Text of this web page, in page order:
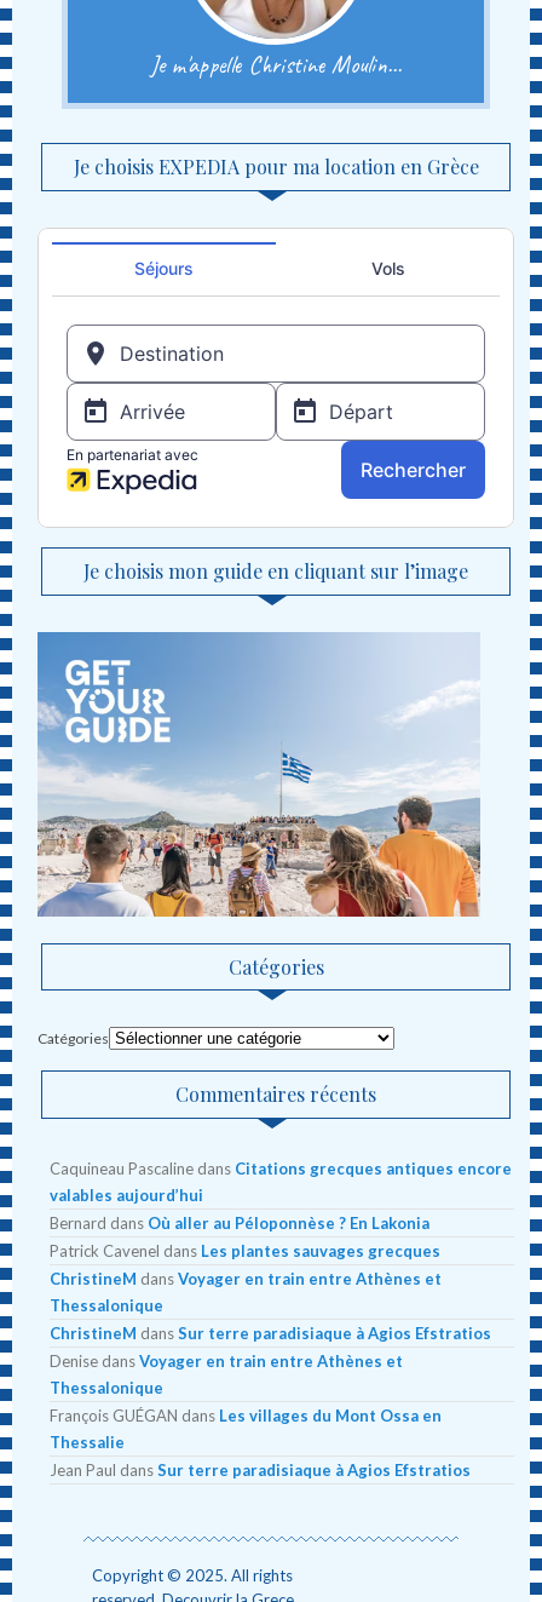
Je m'appelle Christine Moulin...
Je choisis EXPEDIA pour ma location en Grèce
Je choisis mon guide en cliquant sur l’image
Catégories
Catégories
Commentaires récents
Caquineau Pascaline dans Citations grecques antiques encore
valables aujourd’hui
Bernard dans Où aller au Péloponnèse ? En Lakonia
Patrick Cavenel dans Les plantes sauvages grecques
ChristineM dansVoyager en train entre Athènes et
Thessalonique
ChristineM dansSur terre paradisiaque à Agios Efstratios
Denise dansVoyager en train entre Athènes et
Thessalonique
François GUÉGAN dans Les villages du Mont Ossa en
Thessalie
Jean Paul dansSur terre paradisiaque à Agios Efstratios
Copyright © 2025. All rights